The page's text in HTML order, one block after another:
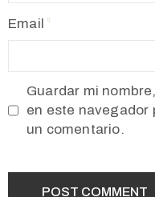
Email
Guardar mi
en este navegador
un comentario.